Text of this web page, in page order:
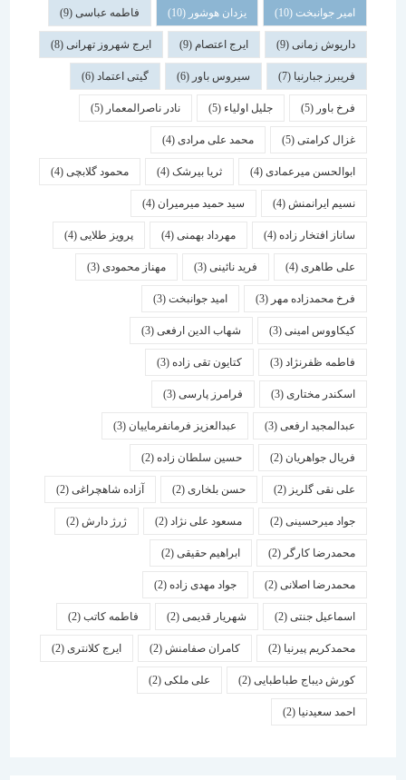
امیر جوانبخت(10) یزدان هوشور(10) فاطمه عباسی(9)
داریوش زمانی(9) ایرج اعتصام(9) ایرج شهروز تهرانی(8)
فریبرز جبارنیا(7) سیروس باور(6) گیتی اعتماد(6)
فرخ باور(5) جلیل اولیاء(5) نادر ناصرالمعمار (5)
غزال کرامتی(5) محمد علی مرادی(4)
ابوالحسن میرعمادی(4) ثریا بیرشک(4) محمود گلابچی(4)
نسیم ایرانمنش(4) سید حمید میرمیران(4)
ساناز افتخار زاده(4) مهرداد بهمنی (4) پرویز طلایی(4)
علی طاهری(4) فرید نائینی(3) مهناز محمودی(3)
فرخ محمدزاده مهر(3) امید جوانبخت(3)
کیکاووس امینی(3) شهاب الدین ارفعی(3)
فاطمه ظفرنژاد(3) کتایون تقی زاده(3)
اسكندر مختاری (3) فرامرز پارسی(3)
عبدالمجید ارفعی(3) عبدالعزیز فرمانفرماییان(3)
فریال جواهریان(2) حسین سلطان زاده(2)
علی نقی گلریز(2) حسن بلخاری(2) آزاده شاهچراغی(2)
جواد میرحسینی(2) مسعود علی نژاد(2) ژرژ دارش (2)
محمدرضا کارگر(2) ابراهیم حقیقی(2)
محمدرضا اصلانی(2) جواد مهدی زاده(2)
اسماعیل جنتی(2) شهریار قدیمی(2) فاطمه کاتب(2)
محمدکریم پیرنیا (2) کامران صفامنش(2) ایرج کلانتری (2)
کورش دیباج طباطبایی(2) علی ملکی(2)
احمد سعیدنیا (2)